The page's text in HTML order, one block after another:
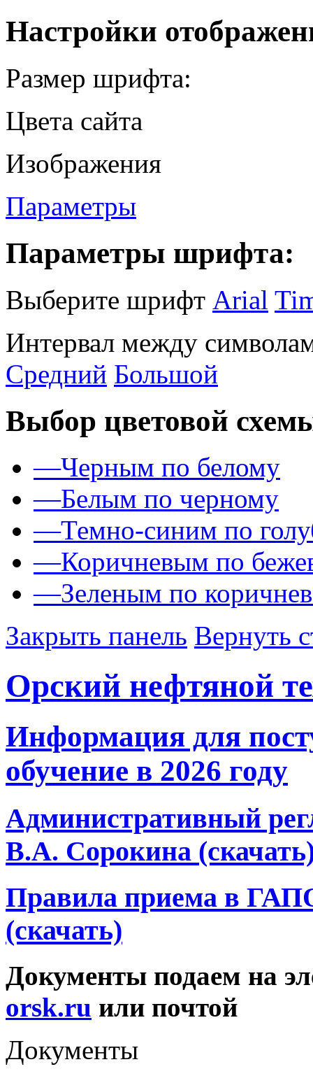
Настройки
Размер шрифта:
Цвета сайта
Изображения
Параметры
Параметры шрифта:
Выберите шрифт Arial
Интервал между
Средний Большой
Выбор цветовой
—Черным по белому
—Белым по черному
—Темно-синим по
—Коричневым по
—Зеленым по
Закрыть панель Вернуть
Орский нефтяной
Информация для
обучение в 2026 году
Административный
В.А. Сорокина
Правила приема в
(скачать)
Документы подаем на
orsk.ru или почтой
Документы